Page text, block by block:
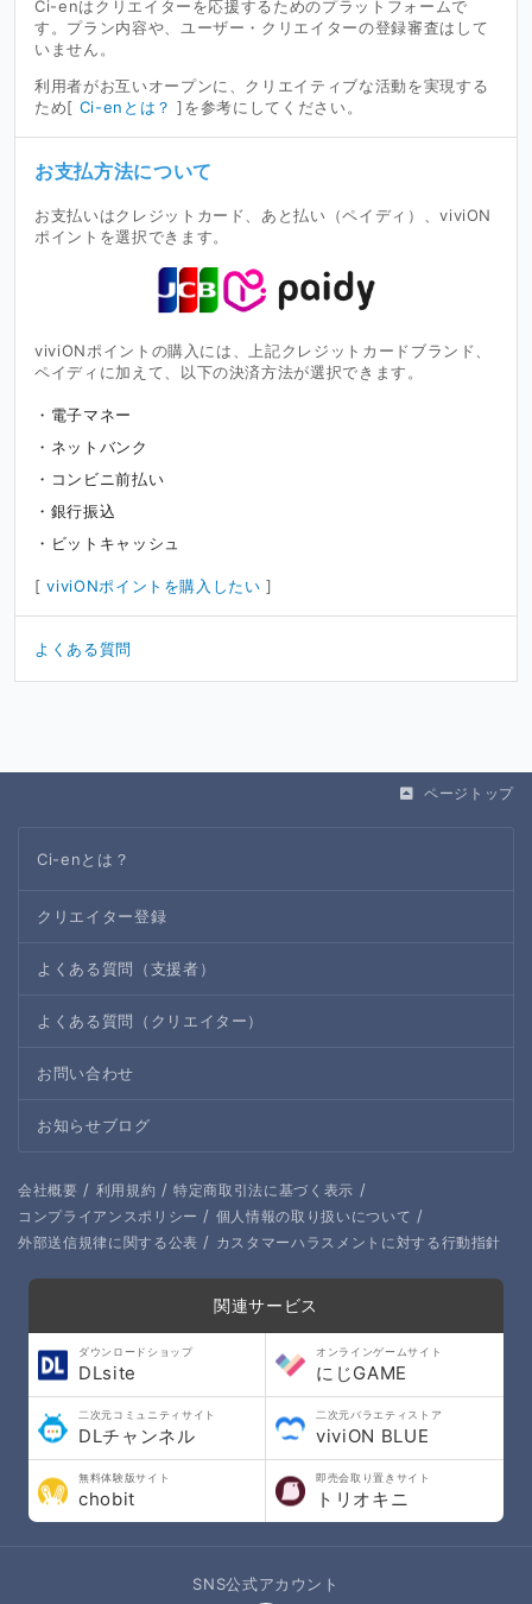
Ci-enはクリエイターを応援するためのプラットフォームで
す。プラン内容や、ユーザー・クリエイターの登録審査はして
いません。
利用者がお互いオープンに、クリエイティブな活動を実現する
ため[ Ci-enとは？ ]を参考にしてください。
お支払方法について
お支払いはクレジットカード、あと払い（ペイディ）、viviON
ポイントを選択できます。
viviONポイントの購入には、上記クレジットカードブランド、
ペイディに加えて、以下の決済方法が選択できます。
電子マネー
ネットバンク
コンビニ前払い
銀行振込
ビットキャッシュ
[viviONポイントを購入したい ]
よくある質問
ページトップ
Ci-enとは？
クリエイター登録
よくある質問（支援者）
よくある質問（クリエイター）
お問い合わせ
お知らせブログ
会社概要 / 利用規約 / 特定商取引法に基づく表示 /
コンプライアンスポリシー / 個人情報の取り扱いについて /
外部送信規律に関する公表 / カスタマーハラスメントに対する行動指針
関連サービス
ダウンロードショップ
DLsite
オンラインゲームサイト
にじGAME
二次元コミュニティサイト
DLチャンネル
二次元バラエティストア
viviON BLUE
無料体験版サイト
chobit
即売会取り置きサイト
トリオキニ
SNS公式アカウント